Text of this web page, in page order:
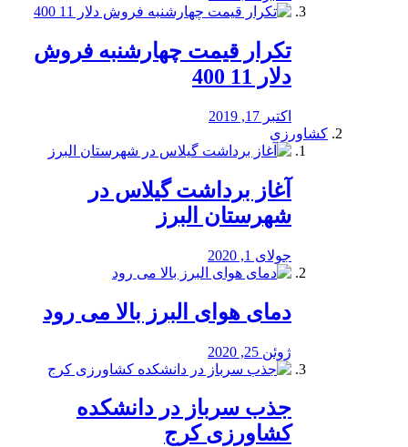
تکرار قیمت چهارشنبه فروش
دلار 11 400
اکتبر 17, 2019
کشاورزی
آغاز برداشت گیلاس در
شهرستان البرز
جولای 1, 2020
دمای هوای البرز بالا می رود
ژوئن 25, 2020
جذب سرباز در دانشکده
کشاورزی کرج